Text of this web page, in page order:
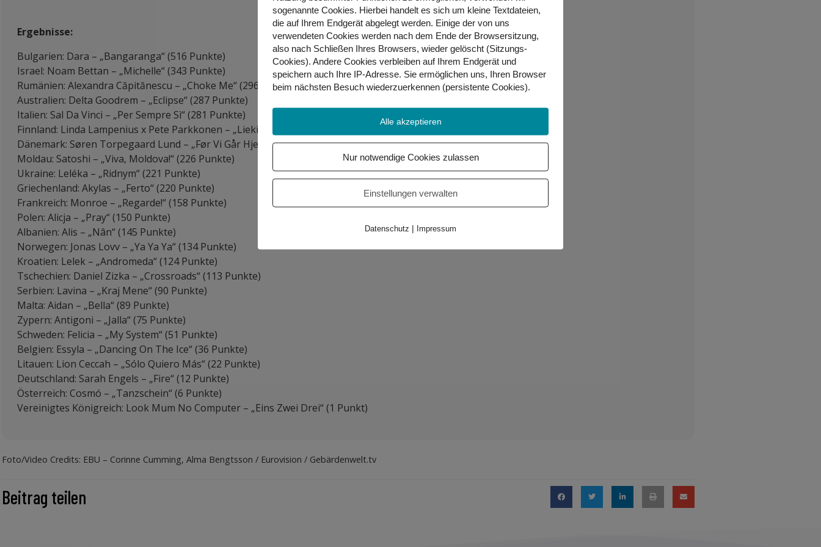
Ergebnisse:
Bulgarien: Dara – „Bangaranga“ (516 Punkte)
Israel: Noam Bettan – „Michelle“ (343 Punkte)
Rumänien: Alexandra Căpitănescu – „Choke Me“ (296 Punkte)
Australien: Delta Goodrem – „Eclipse“ (287 Punkte)
Italien: Sal Da Vinci – „Per Sempre Sì“ (281 Punkte)
Finnland: Linda Lampenius x Pete Parkkonen – „Liekinheitin“ (279 Punkte)
Dänemark: Søren Torpegaard Lund – „Før Vi Går Hjem“ (243 Punkte)
Moldau: Satoshi – „Viva, Moldova!“ (226 Punkte)
Ukraine: Leléka – „Ridnym“ (221 Punkte)
Griechenland: Akylas – „Ferto“ (220 Punkte)
Frankreich: Monroe – „Regarde!“ (158 Punkte)
Polen: Alicja – „Pray“ (150 Punkte)
Albanien: Alis – „Nân“ (145 Punkte)
Norwegen: Jonas Lovv – „Ya Ya Ya“ (134 Punkte)
Kroatien: Lelek – „Andromeda“ (124 Punkte)
Tschechien: Daniel Zizka – „Crossroads“ (113 Punkte)
Serbien: Lavina – „Kraj Mene“ (90 Punkte)
Malta: Aidan – „Bella“ (89 Punkte)
Zypern: Antigoni – „Jalla“ (75 Punkte)
Schweden: Felicia – „My System“ (51 Punkte)
Belgien: Essyla – „Dancing On The Ice“ (36 Punkte)
Litauen: Lion Ceccah – „Sólo Quiero Más“ (22 Punkte)
Deutschland: Sarah Engels – „Fire“ (12 Punkte)
Österreich: Cosmó – „Tanzschein“ (6 Punkte)
Vereinigtes Königreich: Look Mum No Computer – „Eins Zwei Drei“ (1 Punkt)
Foto/Video Credits: EBU – Corinne Cumming, Alma Bengtsson / Eurovision / Gebärdenwelt.tv
Beitrag teilen
sogenannte Cookies. Hierbei handelt es sich um kleine Textdateien,
die auf Ihrem Endgerät abgelegt werden. Einige der von uns
verwendeten Cookies werden nach dem Ende der Browsersitzung,
also nach Schließen Ihres Browsers, wieder gelöscht (Sitzungs-
Cookies). Andere Cookies verbleiben auf Ihrem Endgerät und
speichern auch Ihre IP-Adresse. Sie ermöglichen uns, Ihren Browser
beim nächsten Besuch wiederzuerkennen (persistente Cookies)
Alle akzeptieren
Nur notwendige Cookies zulassen
Einstellungen verwalten
Datenschutz | Impressum